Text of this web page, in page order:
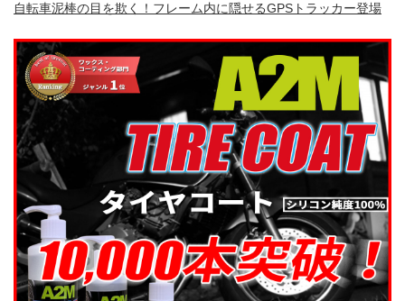
自転車泥棒の目を欺く！フレーム内に隠せるGPSトラッカー登場